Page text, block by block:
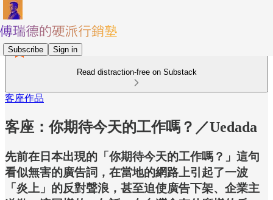
Subscribe Sign in
Read distraction-free on Substack
客座作品
客座：你期待今天的工作嗎？／Uedada
先前在日本出現的「你期待今天的工作嗎？」這句
看似無害的廣告詞，在當地的網路上引起了一波
「炎上」的反對聲浪，甚至迫使廣告下架、企業主